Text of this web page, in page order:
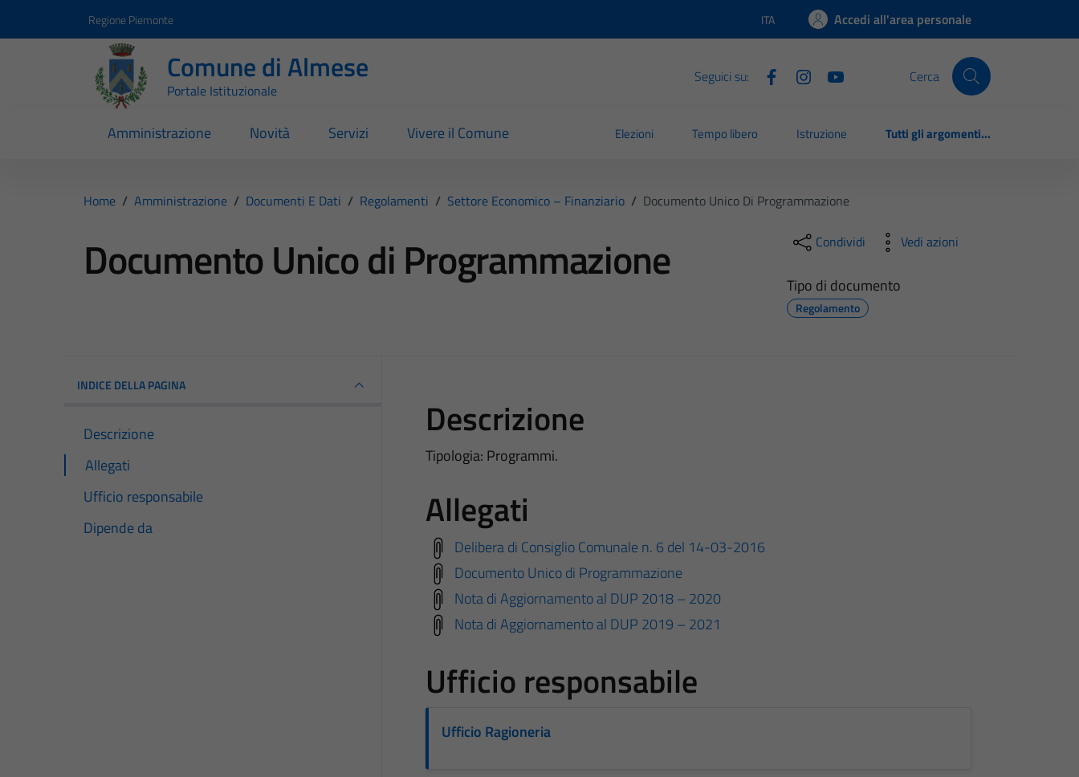
Regione Piemonte Lingua attiva:
ITA Accedi all'area personale
Comune di Almese
Portale Istituzionale
Seguici su: Cerca
Amministrazione Novità Servizi Vivere il Comune Elezioni Tempo libero Istruzione Tutti gli argomenti...
Home / Amministrazione / Documenti E Dati / Regolamenti / Settore Economico – Finanziario / Documento Unico Di Programmazione
Documento Unico di Programmazione Condividi Vedi azioni
Tipo di documento
Regolamento
INDICE DELLA PAGINA
Descrizione
Allegati
Ufficio responsabile
Dipende da
Descrizione
Tipologia: Programmi.
Allegati
Delibera di Consiglio Comunale n. 6 del 14-03-2016
Documento Unico di Programmazione
Nota di Aggiornamento al DUP 2018 – 2020
Nota di Aggiornamento al DUP 2019 – 2021
Ufficio responsabile
Ufficio Ragioneria